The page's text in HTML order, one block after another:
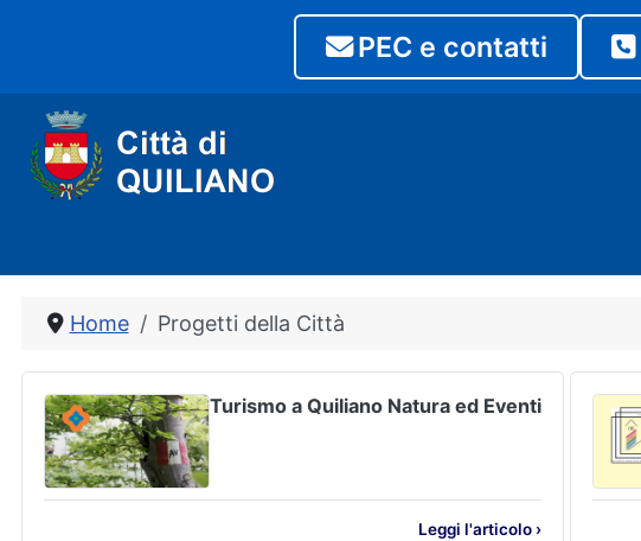
PEC e contatti
Home Progetti della Città
Turismo a Quiliano Natura ed Eventi
Leggi l'articolo ›